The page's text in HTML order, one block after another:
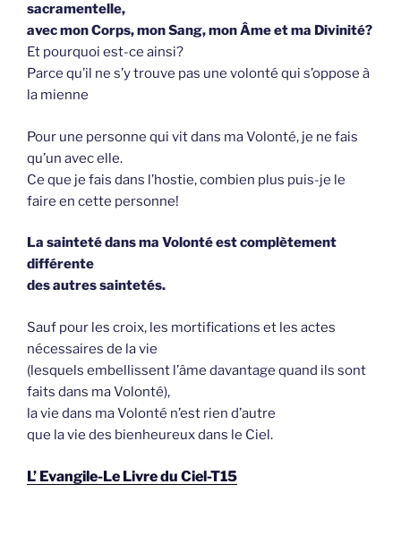
sacramentelle,
avec mon Corps, mon Sang, mon Âme et ma Divinité?
Et pourquoi est-ce ainsi?
Parce qu’il ne s’y trouve pas une volonté qui s’oppose à
la mienne
Pour une personne qui vit dans ma Volonté, je ne fais
qu’un avec elle.
Ce que je fais dans l’hostie, combien plus puis-je le
faire en cette personne!
La sainteté dans ma Volonté est complètement
différente
des autres saintetés.
Sauf pour les croix, les mortifications et les actes
nécessaires de la vie
(lesquels embellissent l’âme davantage quand ils sont
faits dans ma Volonté),
la vie dans ma Volonté n’est rien d’autre
que la vie des bienheureux dans le Ciel.
L’ Evangile-Le Livre du Ciel-T15